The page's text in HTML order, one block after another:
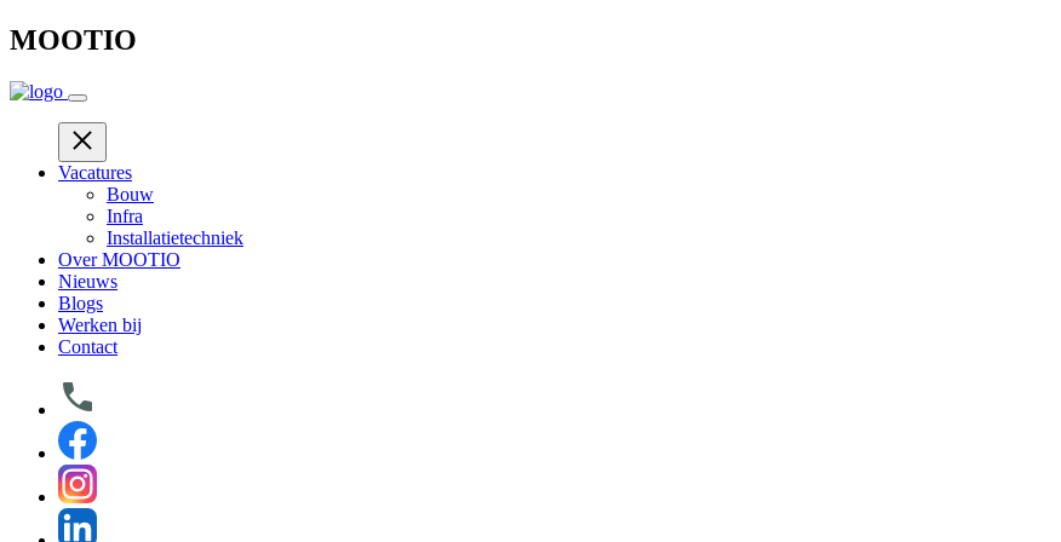
Skip
to
content
MOOTIO
Vacatures
Bouw
Infra
Installatietechniek
Over MOOTIO
Nieuws
Blogs
Werken bij
Contact